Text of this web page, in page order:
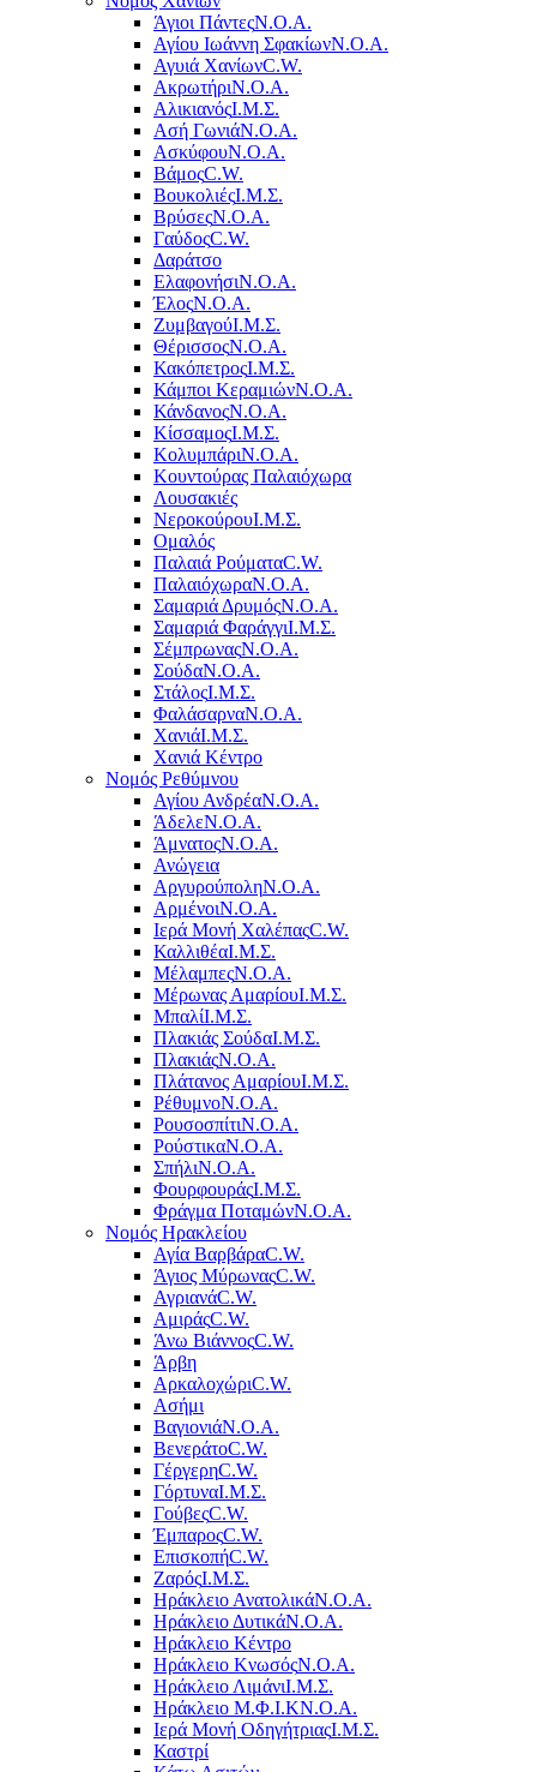
Άγιοι ΠάντεςΝ.Ο.Α.
Αγίου Ιωάννη ΣφακίωνΝ.Ο.Α.
Αγυιά ΧανίωνC.W.
ΑκρωτήριΝ.Ο.Α.
ΑλικιανόςΙ.Μ.Σ.
Ασή ΓωνιάΝ.Ο.Α.
ΑσκύφουΝ.Ο.Α.
ΒάμοςC.W.
ΒουκολιέςΙ.Μ.Σ.
ΒρύσεςΝ.Ο.Α.
ΓαύδοςC.W.
Δαράτσο
ΕλαφονήσιΝ.Ο.Α.
ΈλοςΝ.Ο.Α.
ΖυμβαγούΙ.Μ.Σ.
ΘέρισσοςΝ.Ο.Α.
ΚακόπετροςΙ.Μ.Σ.
Κάμποι ΚεραμιώνΝ.Ο.Α.
ΚάνδανοςΝ.Ο.Α.
ΚίσσαμοςΙ.Μ.Σ.
ΚολυμπάριΝ.Ο.Α.
Κουντούρας Παλαιόχωρα
Λουσακιές
ΝεροκούρουΙ.Μ.Σ.
Ομαλός
Παλαιά ΡούματαC.W.
ΠαλαιόχωραΝ.Ο.Α.
Σαμαριά ΔρυμόςΝ.Ο.Α.
Σαμαριά ΦαράγγιΙ.Μ.Σ.
ΣέμπρωναςΝ.Ο.Α.
ΣούδαΝ.Ο.Α.
ΣτάλοςΙ.Μ.Σ.
ΦαλάσαρναΝ.Ο.Α.
ΧανιάΙ.Μ.Σ.
Χανιά Κέντρο
Νομός Ρεθύμνου
Αγίου ΑνδρέαΝ.Ο.Α.
ΆδελεΝ.Ο.Α.
ΆμνατοςΝ.Ο.Α.
Ανώγεια
ΑργυρούποληΝ.Ο.Α.
ΑρμένοιΝ.Ο.Α.
Ιερά Μονή ΧαλέπαςC.W.
ΚαλλιθέαΙ.Μ.Σ.
ΜέλαμπεςΝ.Ο.Α.
Μέρωνας ΑμαρίουΙ.Μ.Σ.
ΜπαλίΙ.Μ.Σ.
Πλακιάς ΣούδαΙ.Μ.Σ.
ΠλακιάςΝ.Ο.Α.
Πλάτανος ΑμαρίουΙ.Μ.Σ.
ΡέθυμνοΝ.Ο.Α.
ΡουσοσπίτιΝ.Ο.Α.
ΡούστικαΝ.Ο.Α.
ΣπήλιΝ.Ο.Α.
ΦουρφουράςΙ.Μ.Σ.
Φράγμα ΠοταμώνΝ.Ο.Α.
Νομός Ηρακλείου
Αγία ΒαρβάραC.W.
Άγιος ΜύρωναςC.W.
ΑγριανάC.W.
ΑμιράςC.W.
Άνω ΒιάννοςC.W.
Άρβη
ΑρκαλοχώριC.W.
Ασήμι
ΒαγιονιάΝ.Ο.Α.
ΒενεράτοC.W.
ΓέργερηC.W.
ΓόρτυναΙ.Μ.Σ.
ΓούβεςC.W.
ΈμπαροςC.W.
ΕπισκοπήC.W.
ΖαρόςΙ.Μ.Σ.
Ηράκλειο ΑνατολικάΝ.Ο.Α.
Ηράκλειο ΔυτικάΝ.Ο.Α.
Ηράκλειο Κέντρο
Ηράκλειο ΚνωσόςΝ.Ο.Α.
Ηράκλειο ΛιμάνιΙ.Μ.Σ.
Ηράκλειο Μ.Φ.Ι.ΚΝ.Ο.Α.
Ιερά Μονή ΟδηγήτριαςΙ.Μ.Σ.
Καστρί